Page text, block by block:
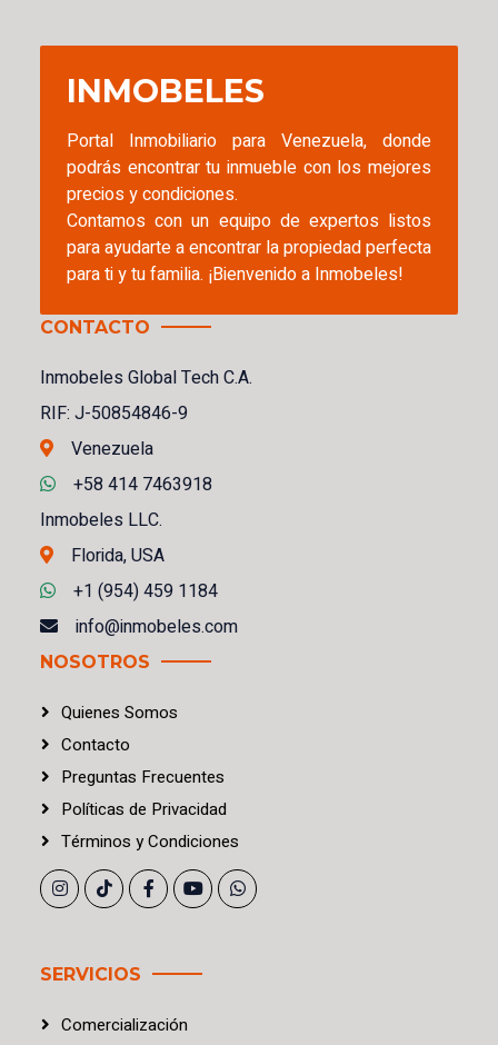
INMOBELES
Portal Inmobiliario para Venezuela, donde
podrás encontrar tu inmueble con los mejores
precios y condiciones.
Contamos con un equipo de expertos listos
para ayudarte a encontrar la propiedad perfecta
para ti y tu familia. ¡Bienvenido a Inmobeles!
CONTACTO
Inmobeles Global Tech C.A.
RIF: J-50854846-9
Venezuela
+58 414 7463918
Inmobeles LLC.
Florida, USA
+1 (954) 459 1184
info@inmobeles.com
NOSOTROS
Quienes Somos
Contacto
Preguntas Frecuentes
Políticas de Privacidad
Términos yCondiciones
SERVICIOS
Comercialización